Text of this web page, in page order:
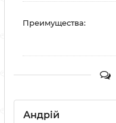
Преимущества:
Андрій